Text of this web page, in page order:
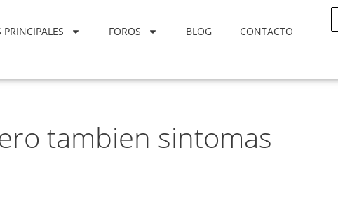
PRINCIPALES FOROS BLOG CONTACTO
tambien sintomas